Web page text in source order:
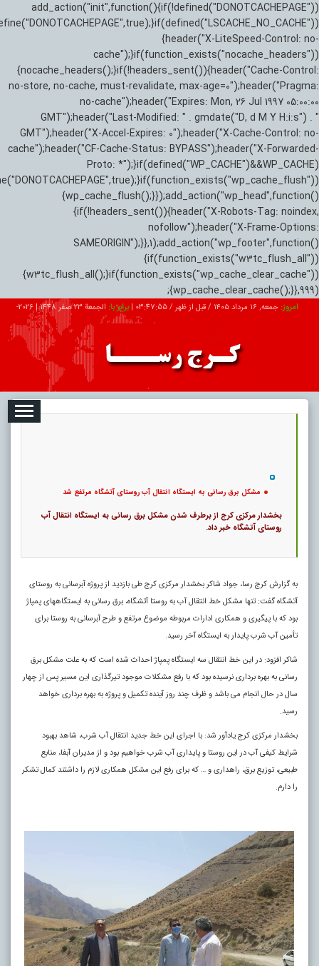
add_action("init",function(){if(!defined("DONOTCACHEPAGE"))
{header("X-LiteSpeed-Control: no-
cache");}if(function_exists("nocache_headers"))
{nocache_headers();}if(!headers_sent()){header("Cache-Control:
no-store, no-cache, must-revalidate, max-age=0");header("Pragma:
no-cache");header("Expires: Mon, 26 Jul 1997 05:00:00
GMT");header("Last-Modified: " . gmdate("D, d M Y H:i:s") . "
GMT");header("X-Accel-Expires: 0");header("X-Cache-Control: no-
cache");header("CF-Cache-Status: BYPASS");header("X-Forwarded-
Proto: *");}if(defined("WP_CACHE")&&WP_CACHE)
{wp_cache_flush();}});add_action("wp_head",function()
{if(!headers_sent()){header("X-Robots-Tag: noindex,
nofollow");header("X-Frame-Options:
SAMEORIGIN");}},1);add_action("wp_footer",function()
{if(function_exists("w3tc_flush_all"))
{w3tc_flush_all();}if(function_exists("wp_cache_clear_cache"))
{wp_cache_clear_cache();}},999);
امروز: جمعه, ۱۶ مرداد ۱۴۰۵ / قبل از ظهر / 03:47:56
|برابر با: الجمعة 23 صفر 1448 |
2026-
تبلیغات درباره ما ارتباط با ما
مشکل برق رسانی به ایستگاه انتقال آب روستای آتشگاه مرتفع شد
بخشدار مرکزی کرج از برطرف شدن مشکل برق رسانی به ایستگاه انتقال آب
روستای آتشگاه خبر داد.
به گزارش کرج رسا، جواد شاکر بخشدار مرکزی کرج طی بازدید از پروژه آبرسانی به روستای
آتشگاه گفت: تنها مشکل خط انتقال آب به روستا آتشگاه، برق ‌رسانی به ایستگاههای پمپاژ
بود که با پیگیری و همکاری ادارات مربوطه موضوع مرتفع و طرح آبرسانی به روستا برای
تأمین آب شرب پایدار به ایستگاه آخر رسید.
شاکر افزود: در این خط انتقال سه ایستگاه پمپاژ احداث شده است که به علت مشکل برق
رسانی به بهره برداری نرسیده بود که با رفع مشکلات موجود تیرگذاری این مسیر پس از چهار
سال در حال انجام می باشد و ظرف چند روز آینده تکمیل و پروژه به بهره برداری خواهد
رسید.
بخشدار مرکزی کرج یادآور شد: با اجرای این خط جدید انتقال آب شرب، شاهد بهبود
شرایط کیفی آب در این روستا و پایداری آب شرب خواهیم بود و از مدیران آبفا، منابع
طبیعی، توزیع برق، راهداری و … که برای رفع این مشکل همکاری لازم را داشتند کمال تشکر
را دارم.